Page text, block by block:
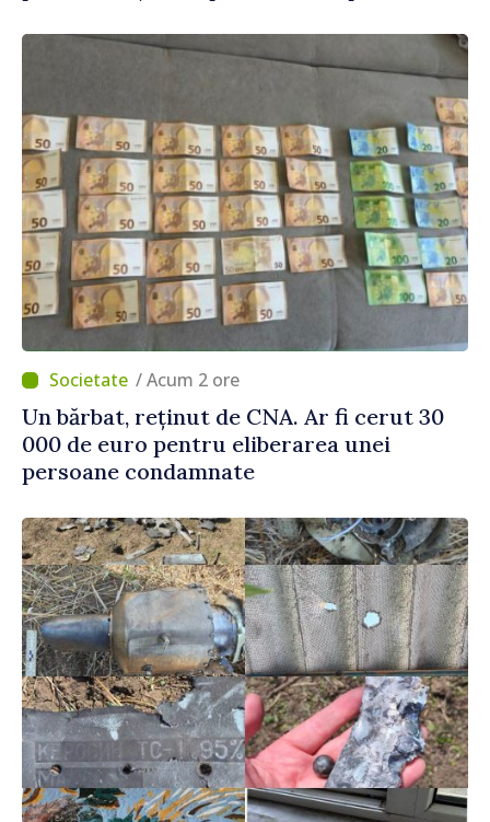
/ Acum 2 ore
Un bărbat, reținut de CNA. Ar fi cerut 30
000 de euro pentru eliberarea unei
persoane condamnate